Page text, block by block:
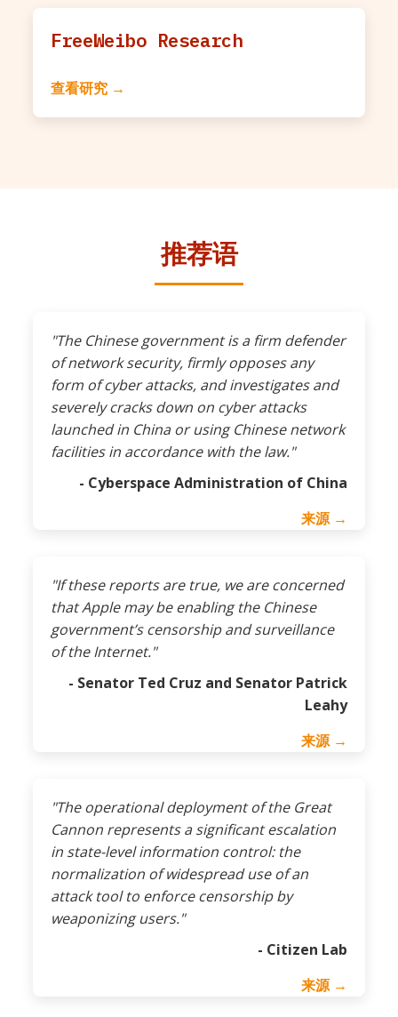
FreeWeibo Research
查看研究 →
推荐语
"The Chinese government is a firm defender
of network security, firmly opposes any
form of cyber attacks, and investigates and
severely cracks down on cyber attacks
launched in China or using Chinese network
facilities in accordance with the law."
- Cyberspace Administration of China
来源 →
"If these reports are true, we are concerned
that Apple may be enabling the Chinese
government’s censorship and surveillance
of the Internet."
- Senator Ted Cruz and Senator Patrick
Leahy
来源 →
"The operational deployment of the Great
Cannon represents a significant escalation
in state-level information control: the
normalization of widespread use of an
attack tool to enforce censorship by
weaponizing users."
- Citizen Lab
来源 →